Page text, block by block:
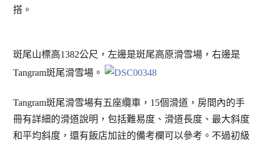
搭。
斑尾山標高1382公尺，左邊是斑尾高原滑雪場，右邊是
Tangram斑尾滑雪場。
Tangram斑尾滑雪場有五座纜車，15個滑道，房間內的手
冊有詳細的滑道說明，包括難易度、滑道長度、最大斜度
和平均斜度，還有飯店加註的備考欄可以參考。不過初級